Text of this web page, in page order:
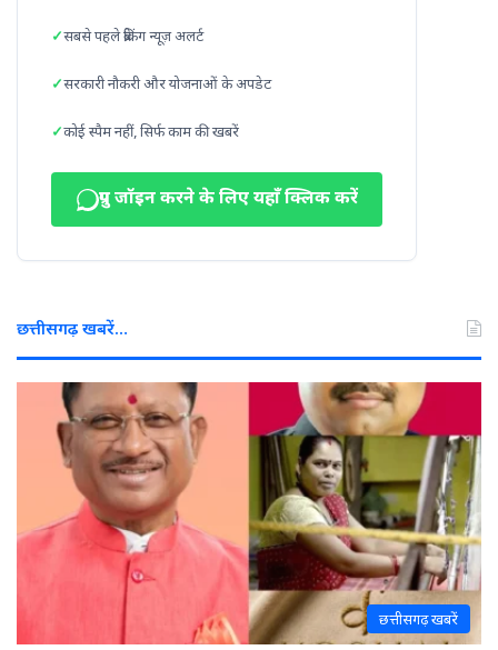
सबसे पहले ब्रेकिंग न्यूज़ अलर्ट
सरकारी नौकरी और योजनाओं के अपडेट
कोई स्पैम नहीं, सिर्फ काम की खबरें
ग्रुप जॉइन करने के लिए यहाँ क्लिक करें
छत्तीसगढ़ खबरें…
छत्तीसगढ़ खबरें